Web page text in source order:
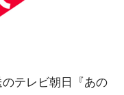
テレビ朝日『あの